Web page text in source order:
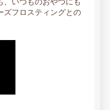
、いつものおやつにも
ズフロスティングとの